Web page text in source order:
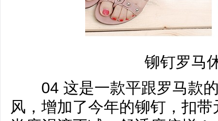
铆钉罗马
04 这是一款平跟罗马款的
风，增加了今年的铆钉，扣